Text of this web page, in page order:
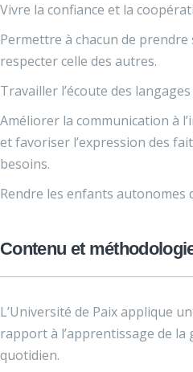
Vivre la confiance et la
Permettre à chacun de
respecter celle des autres.
Travailler l’écoute des
Améliorer la communication à
et favoriser l’expression des
besoins.
Rendre les enfants autonomes
Contenu et
L’Université de Paix applique
rapport à l’apprentissage de la
quotidien.